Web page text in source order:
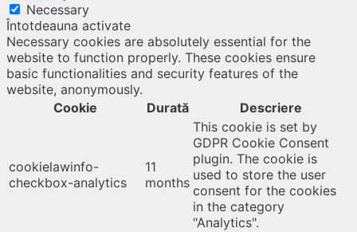
Necessary
Întotdeauna activate
Necessary cookies are absolutely essential for the
website to function properly. These cookies ensure
basic functionalities and security features of the
website, anonymously.
Cookie
Durată Descriere
cookielawinfo-
checkbox-analytics
11
months
This cookie is set by
GDPR Cookie Consent
plugin. The cookie is
used to store the user
consent for the cookies
in the category
"Analytics".